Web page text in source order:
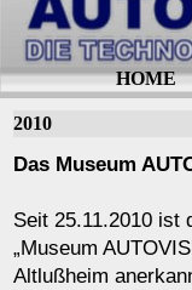
HOME
2010
Das Museum
Seit 25.11.2010 ist
„Museum
Altlußheim